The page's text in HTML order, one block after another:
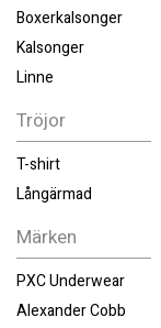
Boxerkalsonger
Kalsonger
Linne
Tröjor
T-shirt
Långärmad
Märken
PXC Underwear
Alexander Cobb